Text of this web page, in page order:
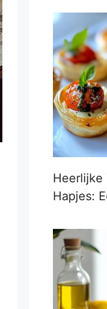
Heerlijke
Hapjes: